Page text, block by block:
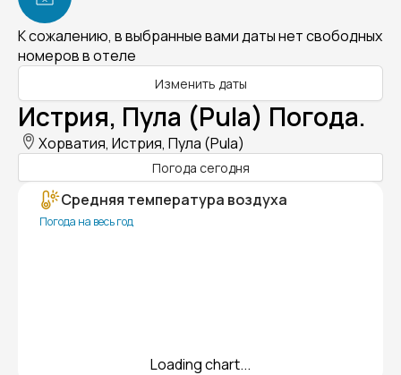
К сожалению, в выбранные вами даты нет свободных
номеров в отеле
Изменить даты
Истрия, Пула (Pula) Погода.
Хорватия, Истрия, Пула (Pula)
Погода сегодня
Средняя температура воздуха
Погода на весь год
Loading chart...